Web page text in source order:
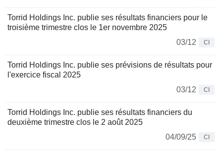
Torrid Holdings Inc. publie ses résultats financiers pour le
troisième trimestre clos le 1er novembre 2025
03/12
CI
Torrid Holdings Inc. publie ses prévisions de résultats pour
l'exercice fiscal 2025
03/12
CI
Torrid Holdings Inc. publie ses résultats financiers du
deuxième trimestre clos le 2 août 2025
04/09/25
CI